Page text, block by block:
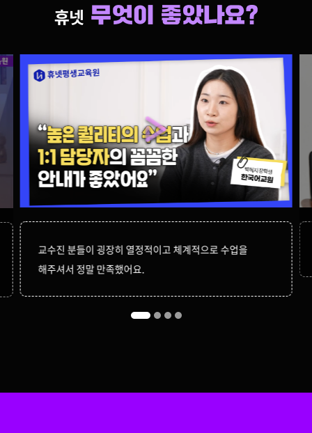
교수진 분들이 굉장히 열정적이고 체계적으로 수업을
해주셔서 정말 만족했어요.